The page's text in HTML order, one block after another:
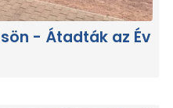
- Átadták az Év